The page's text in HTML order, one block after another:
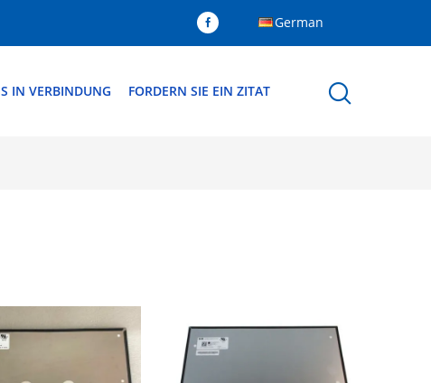
German
IN VERBINDUNG FORDERN SIE EIN ZITAT